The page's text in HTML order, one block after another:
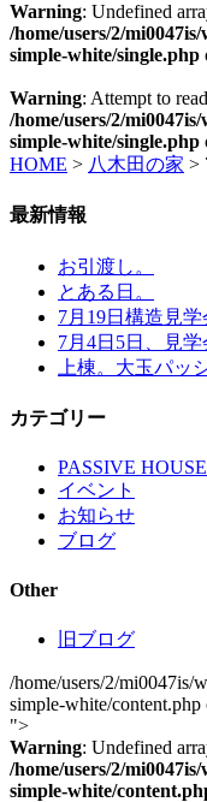
Warning: Undefined
/home/users/2/
simple-white/single.php
Warning: Attempt to
/home/users/2/
simple-white/single.php
HOME > 八木田の家 >
最新情報
お引渡し。
とある日。
7月19日構造見学
7月4日5日、見学
上棟。大玉パッ
カテゴリー
PASSIVE HOUSE
イベント
お知らせ
ブログ
Other
旧ブログ
/home/users/2/mi0047is/
simple-white/content.php
">
Warning: Undefined
/home/users/2/
simple-white/